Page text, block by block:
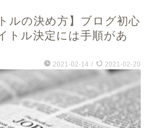
ルの決め方】ブログ初心
トル決定には手順があ
2021-02-14 / 2021-02-20